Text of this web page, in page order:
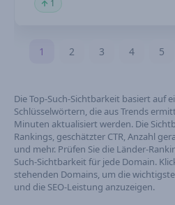
1
1 2 3 4 5
Die Top-Such-Sichtbarkeit basiert auf
Schlüsselwörtern, die aus Trends
Minuten aktualisiert werden. Die
Rankings, geschätzter CTR, Anzahl
und mehr. Prüfen Sie die Länder-
Such-Sichtbarkeit für jede Domain.
stehenden Domains, um die
und die SEO-Leistung anzuzeigen.